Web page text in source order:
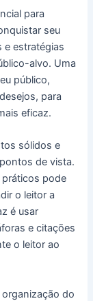
para
seu
e estratégias
alvo. Uma
público,
para
eficaz.
sólidos e
de vista.
pode
o leitor a
é usar
e citações
o leitor ao
do